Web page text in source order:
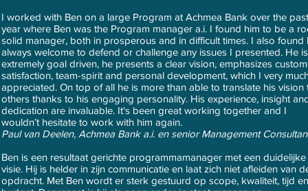
I worked with Ben on a large Program at Achmea Bank over the past
year where Ben was the Program manager a.i. I found him to be a
solid manager, both in prosperous and in difficult times. I also found
always welcome to defend or challenge any issues I presented. He is
extremely goal driven, he presents a clear vision, emphasizes
satisfaction, team-spirit and personal development, which I very
appreciated. On top of all he is more than able to translate his vision
others thanks to his engaging personality. His experience, insight
dedication are invaluable. It's been great working together and I
wouldn’t hesitate to work with him again.
Paul van Deelen, Achmea Bank a.i. en senior Management
Ben is een resultaat gerichte programmamanager met een duidelijke
visie. Hij is helder in zijn communicatie en laat zich niet afleiden van
opdracht. Met Ben wordt er sterk gestuurd op scope, kwaliteit, tijd en